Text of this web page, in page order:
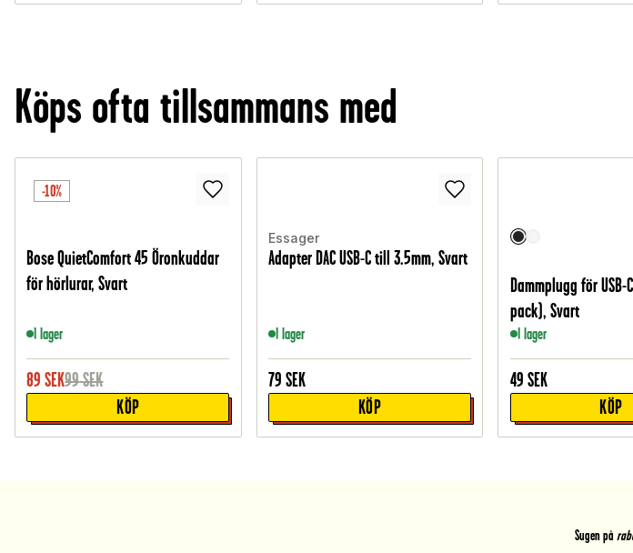
Köps ofta tillsammans med
-10%
Bose QuietComfort 45 Öronkuddar
för hörlurar, Svart
I lager
89 SEK99SEK
KÖP
Essager
Adapter DAC USB-C till 3.5mm, Svart
I lager
79 SEK
KÖP
Dammplugg för USB-
pack), Svart
I lager
49 SEK
KÖP
Sugen på